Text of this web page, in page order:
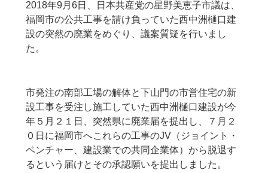
2018年9月6日、日本共産党の星野美恵子市議は、
福岡市の公共工事を請け負っていた西中洲樋口建
設の突然の廃業をめぐり、議案質疑を行いまし
た。
市発注の南部工場の解体と下山門の市営住宅の新
設工事を受注し施工していた西中洲樋口建設が今
年５月２１日、突然県に廃業届を提出し、７月２
０日に福岡市へこれらの工事のJV（ジョイント・
ベンチャー、建設業での共同企業体）から脱退す
るという届けとその承認願いを提出しました。